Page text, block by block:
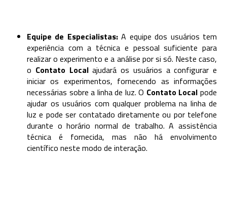
Equipe de Especialistas:A equipe dos usuários tem
experiência com a técnica e pessoal suficiente para
realizar o experimento e a análise por si só. Neste caso,
o Contato Localajudará os usuários a configurar e
iniciar os experimentos, fornecendo as informações
necessárias sobre a linha de luz. O Contato Local pode
ajudar os usuários com qualquer problema na linha de
luz e pode ser contatado diretamente ou por telefone
durante o horário normal de trabalho. A assistência
técnica é fornecida, mas não há envolvimento
científico neste modo de interação.